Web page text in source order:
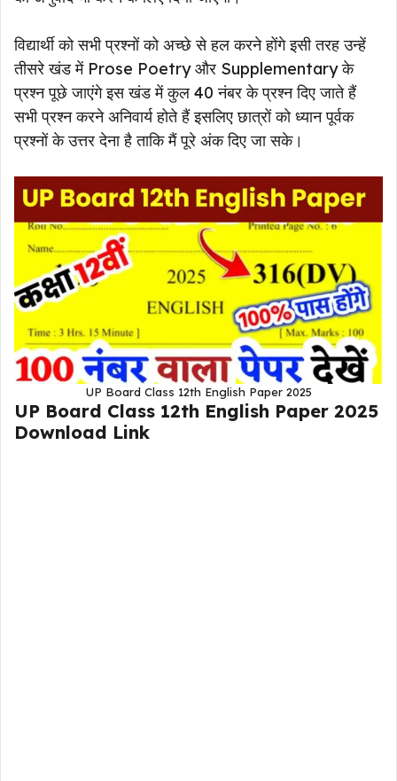
विद्यार्थी को सभी प्रश्नों को अच्छे से हल करने होंगे इसी तरह उन्हें
तीसरे खंड में Prose Poetry और Supplementary के
प्रश्न पूछे जाएंगे इस खंड में कुल 40 नंबर के प्रश्न दिए जाते हैं
सभी प्रश्न करने अनिवार्य होते हैं इसलिए छात्रों को ध्यान पूर्वक
प्रश्नों के उत्तर देना है ताकि मैं पूरे अंक दिए जा सके।
UP Board Class 12th English Paper 2025
UP Board Class 12th English Paper 2025
Download Link